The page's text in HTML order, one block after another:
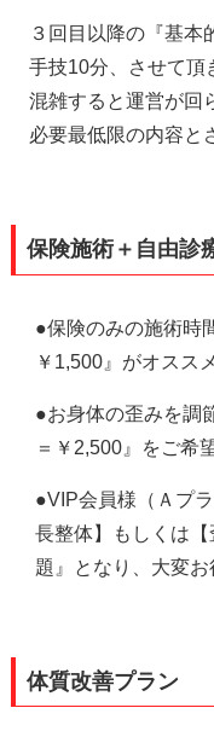
３回目以降の『基本
手技10分、させて頂
混雑すると運営が回
必要最低限の内容と
保険施術＋自由診
●保険のみの施術時
￥1,500』がオスス
●お身体の歪みを調
＝￥2,500』をご希
●VIP会員様（Ａプ
長整体】もしくは
題』となり、大変お
体質改善プラン